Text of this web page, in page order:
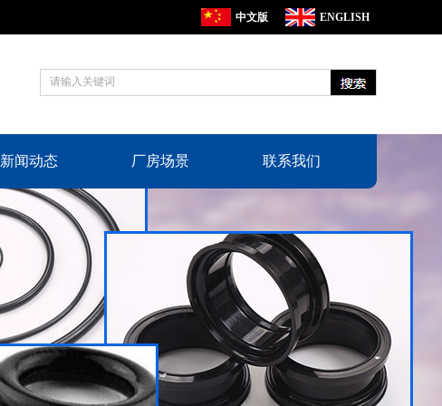
中文版 ENGLISH
新闻动态 厂房场景 联系我们